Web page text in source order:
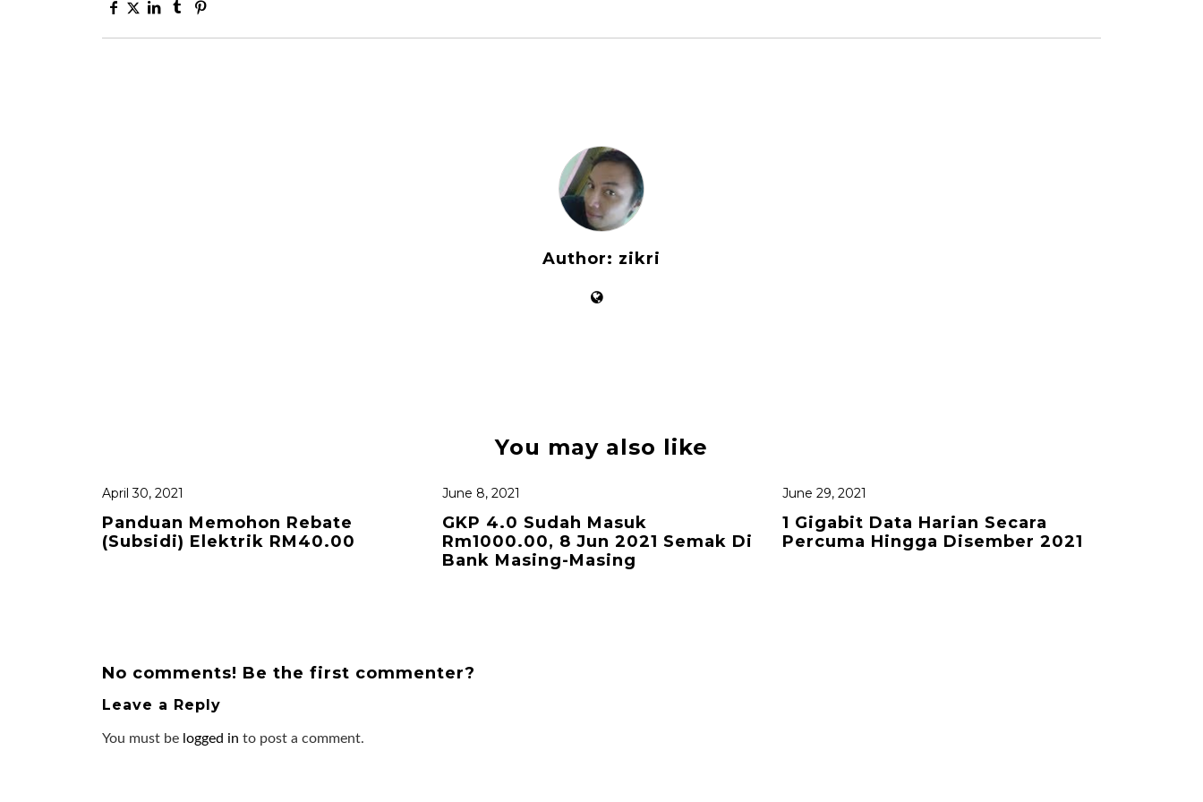
Author: zikri
You may also like
April 30, 2021
Panduan Memohon Rebate
(subsidi) Elektrik RM40.00
June 8, 2021
GKP 4.0 Sudah Masuk
Rm1000.00, 8 Jun 2021 Semak Di
Bank Masing-Masing
June 29, 2021
1 Gigabit Data Harian Secara
Percuma Hingga Disember 2021
No comments! Be the first commenter?
Leave a Reply
You must be logged in to post a comment.